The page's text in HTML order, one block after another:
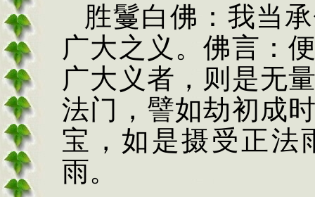
胜鬘白佛：我当
广大之义。佛言：
广大义者，则是无
法门，譬如劫初成
宝，如是摄受正法
雨。